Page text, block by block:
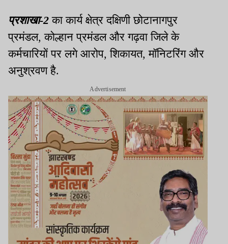
प्रशाखा-2का कार्य क्षेत्र दक्षिणी छोटानागपुर
प्रमंडल, कोल्हान प्रमंडल और गढ़वा जिले के
कर्मचारियों पर लगे आरोप, शिकायत, मॉनिटरिंग और
अनुश्रवण है.
Advertisement